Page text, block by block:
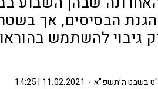
הבסיסים, אך בשטח
גיבוי להשתמש
בשבט ה׳תשפ"א 11.02.2021 | 14:25